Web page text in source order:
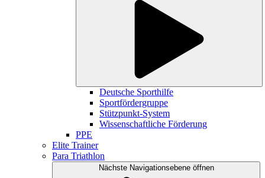
Deutsche Sporthilfe
Sportfördergruppe
Stützpunkt-System
Wissenschaftliche Förderung
PPE
Elite Trainer
Para Triathlon
Nächste Navigationsebene öffnen